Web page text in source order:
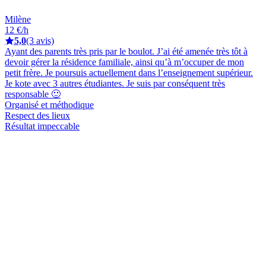
Milène
12 €/h
5,0(3 avis)
Ayant des parents très pris par le boulot. J’ai été amenée très tôt à
devoir gérer la résidence familiale, ainsi qu’à m’occuper de mon
petit frère. Je poursuis actuellement dans l’enseignement supérieur.
Je kote avec 3 autres étudiantes. Je suis par conséquent très
responsable 🙂
Organisé et méthodique
Respect des lieux
Résultat impeccable